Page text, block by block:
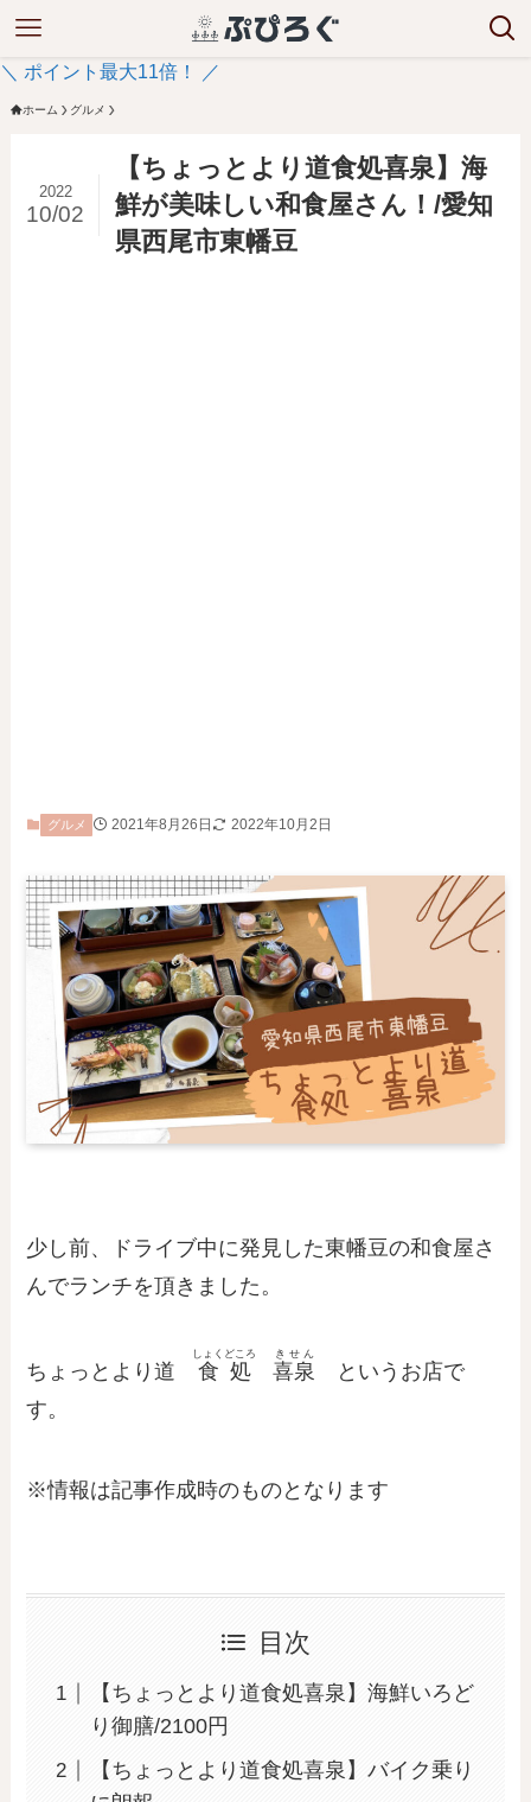
＼ ポイント最大11倍！ ／
ホーム グルメ
【ちょっとより道食処喜泉】海
鮮が美味しい和食屋さん！/愛知
県西尾市東幡豆
2022
10/02
グルメ 2021年8月26日 2022年10月2日
少し前、ドライブ中に発見した東幡豆の和食屋さ
んでランチを頂きました。
ちょっとより道 食処
しょくどころ
喜泉
きせん
というお店で
す。
※情報は記事作成時のものとなります
目次
【ちょっとより道食処喜泉】海鮮いろど
り御膳/2100円
【ちょっとより道食処喜泉】バイク乗り